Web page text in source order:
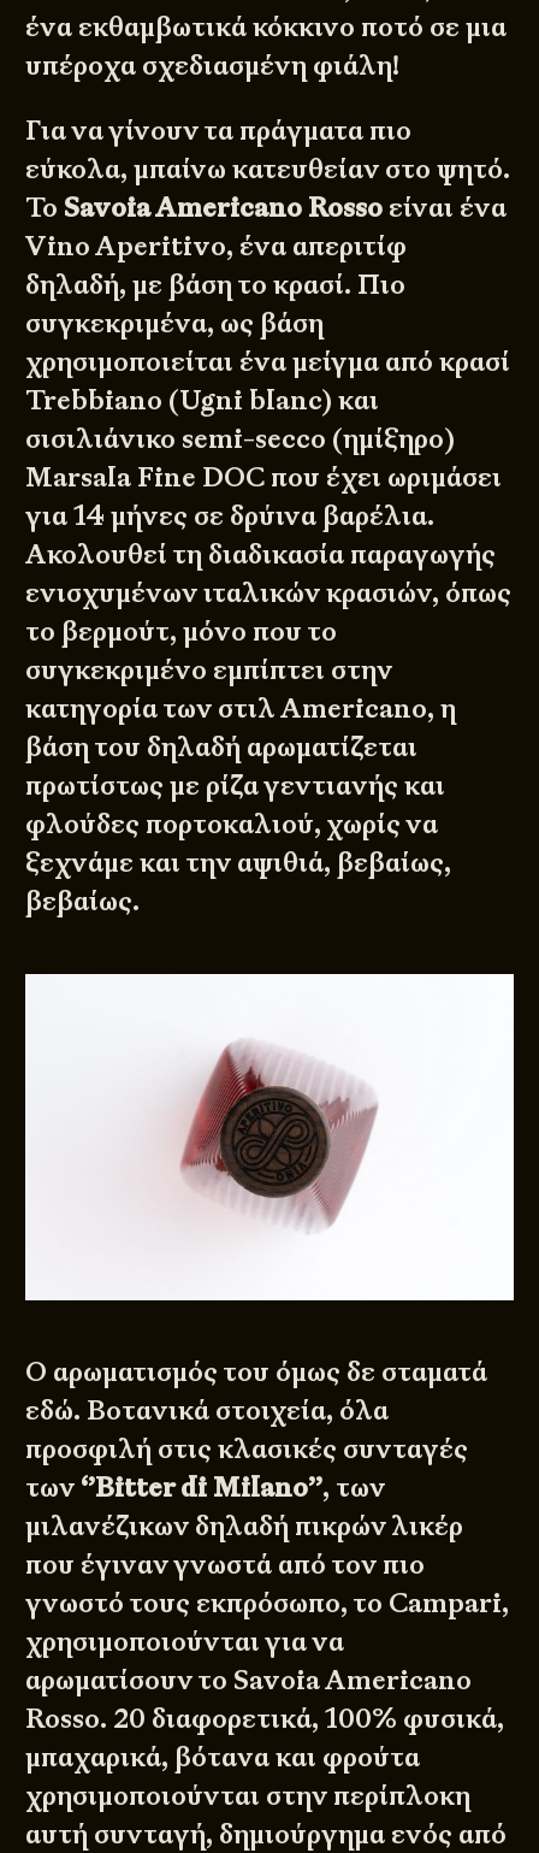
ένα εκθαμβωτικά κόκκινο ποτό σε μια
υπέροχα σχεδιασμένη φιάλη!
Για να γίνουν τα πράγματα πιο
εύκολα, μπαίνω κατευθείαν στο ψητό.
Το Savoia Americano Rosso είναι ένα
Vino Aperitivo, ένα απεριτίφ
δηλαδή, με βάση το κρασί. Πιο
συγκεκριμένα, ως βάση
χρησιμοποιείται ένα μείγμα από κρασί
Trebbiano (Ugni blanc) και
σισιλιάνικο semi-secco (ημίξηρο)
Marsala Fine DOC που έχει ωριμάσει
για 14 μήνες σε δρύινα βαρέλια.
Ακολουθεί τη διαδικασία παραγωγής
ενισχυμένων ιταλικών κρασιών, όπως
το βερμούτ, μόνο που το
συγκεκριμένο εμπίπτει στην
κατηγορία των στιλ Americano, η
βάση του δηλαδή αρωματίζεται
πρωτίστως με ρίζα γεντιανής και
φλούδες πορτοκαλιού, χωρίς να
ξεχνάμε και την αψιθιά, βεβαίως,
βεβαίως.
Ο αρωματισμός του όμως δε σταματά
εδώ. Βοτανικά στοιχεία, όλα
προσφιλή στις κλασικές συνταγές
των ‘’Bitter di Milano’’, των
μιλανέζικων δηλαδή πικρών λικέρ
που έγιναν γνωστά από τον πιο
γνωστό τους εκπρόσωπο, το Campari,
χρησιμοποιούνται για να
αρωματίσουν το Savoia Americano
Rosso. 20 διαφορετικά, 100% φυσικά,
μπαχαρικά, βότανα και φρούτα
χρησιμοποιούνται στην περίπλοκη
αυτή συνταγή, δημιούργημα ενός από